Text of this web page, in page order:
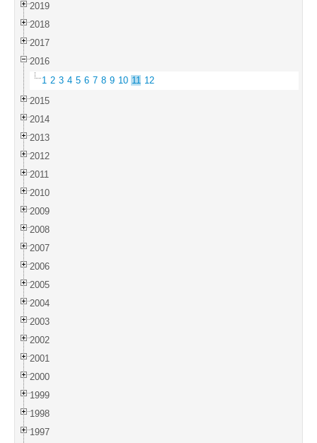
2019
2018
2017
2016
1 2 3 4 5 6 7 8 9 10 11 12
2015
2014
2013
2012
2011
2010
2009
2008
2007
2006
2005
2004
2003
2002
2001
2000
1999
1998
1997